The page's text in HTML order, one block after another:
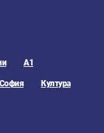
А1
София Култура